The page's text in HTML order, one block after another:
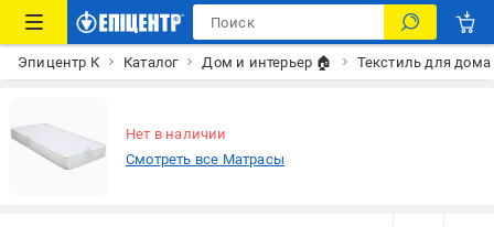
Эпицентр К Каталог Дом и интерьер 🏠 Текстиль для дома
Нет в наличии
Смотреть все Матрасы